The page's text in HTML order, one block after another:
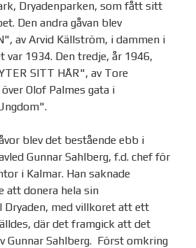
Dryadenparken, som fått sitt
Den andra gåvan blev
av Arvid Källström, i dammen i
var 1934. Den tredje, år 1946,
SITT HÅR", av Tore
Olof Palmes gata i
blev det bestående ebb i
Gunnar Sahlberg, f.d. chef för
i Kalmar. Han saknade
att donera hela sin
Dryaden, med villkoret att ett
där det framgick att det
Gunnar Sahlberg. Först omkring